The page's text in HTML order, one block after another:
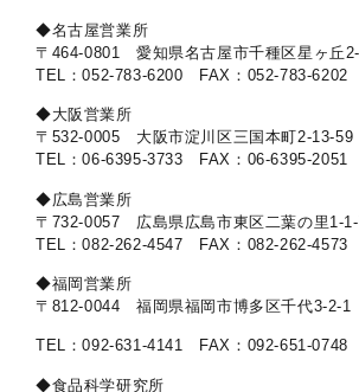
◆名古屋営業所
〒464-0801 愛知県名古屋市千種区星ヶ丘
TEL：052-783-6200 FAX：052-783-6202
◆大阪営業所
〒532-0005 大阪市淀川区三国本町2-13-59
TEL：06-6395-3733 FAX：06-6395-2051
◆広島営業所
〒732-0057 広島県広島市東区二葉の里1-
TEL：082-262-4547 FAX：082-262-4573
◆福岡営業所
〒812-0044 福岡県福岡市博多区千代3-2-1
TEL：092-631-4141 FAX：092-651-0748
◆食品科学研究所